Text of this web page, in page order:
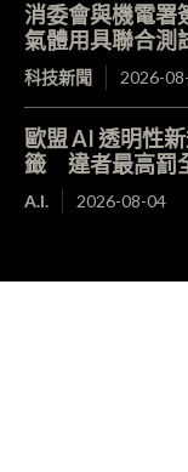
消委會與機電
氣體用具聯合測
科技新聞 2026-
歐盟 AI 透明性
籤 違者最高罰
A.I. 2026-08-04